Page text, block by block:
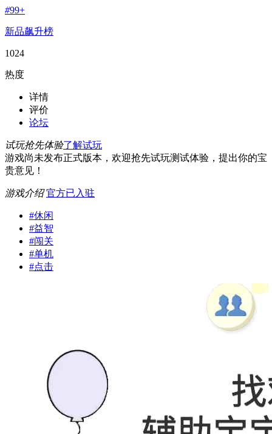
#99+
新品飙升榜
1024
热度
详情
评价
论坛
试玩抢先体验了解试玩
游戏尚未发布正式版本，欢迎抢先试玩测试体验，提出你的宝
贵意见！
游戏介绍 官方已入驻
#休闲
#益智
#闯关
#单机
#点击